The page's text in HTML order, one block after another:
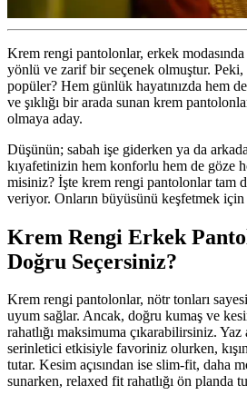
Krem rengi pantolonlar, erkek
yönlü ve zarif bir seçenek olmuştur.
popüler? Hem günlük hayatınızda hem
ve şıklığı bir arada sunan krem
olmaya aday.
Düşünün; sabah işe giderken ya da
kıyafetinizin hem konforlu hem de göze
misiniz? İşte krem rengi pantolonlar tam
veriyor. Onların büyüsünü keşfetmek
Krem Rengi Erkek
Doğru Seçersiniz?
Krem rengi pantolonlar, nötr tonları
uyum sağlar. Ancak, doğru kumaş ve
rahatlığı maksimuma çıkarabilirsiniz. Yaz
serinletici etkisiyle favoriniz olurken,
tutar. Kesim açısından ise slim-fit, daha
sunarken, relaxed fit rahatlığı ön planda